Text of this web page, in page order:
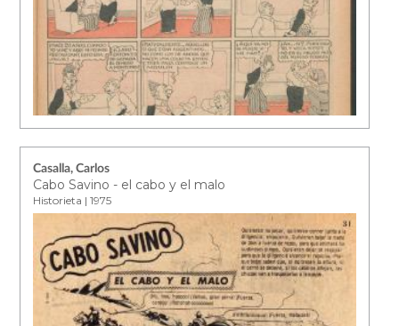
Casalla, Carlos
Cabo Savino - el cabo y el malo
Historieta | 1975